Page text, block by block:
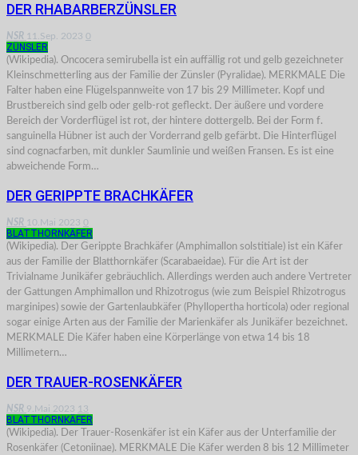
DER RHABARBERZÜNSLER
NSR 11.Sep. 2023 0
ZÜNSLER
(Wikipedia). Oncocera semirubella ist ein auffällig rot und gelb gezeichneter
Kleinschmetterling aus der Familie der Zünsler (Pyralidae). MERKMALE Die
Falter haben eine Flügelspannweite von 17 bis 29 Millimeter. Kopf und
Brustbereich sind gelb oder gelb-rot gefleckt. Der äußere und vordere
Bereich der Vorderflügel ist rot, der hintere dottergelb. Bei der Form f.
sanguinella Hübner ist auch der Vorderrand gelb gefärbt. Die Hinterflügel
sind cognacfarben, mit dunkler Saumlinie und weißen Fransen. Es ist eine
abweichende Form…
DER GERIPPTE BRACHKÄFER
NSR 10.Mai 2023 0
BLATTHORNKÄFER
(Wikipedia). Der Gerippte Brachkäfer (Amphimallon solstitiale) ist ein Käfer
aus der Familie der Blatthornkäfer (Scarabaeidae). Für die Art ist der
Trivialname Junikäfer gebräuchlich. Allerdings werden auch andere Vertreter
der Gattungen Amphimallon und Rhizotrogus (wie zum Beispiel Rhizotrogus
marginipes) sowie der Gartenlaubkäfer (Phyllopertha horticola) oder regional
sogar einige Arten aus der Familie der Marienkäfer als Junikäfer bezeichnet.
MERKMALE Die Käfer haben eine Körperlänge von etwa 14 bis 18
Millimetern…
DER TRAUER-ROSENKÄFER
NSR 9.Mai 2023 13
BLATTHORNKÄFER
(Wikipedia). Der Trauer-Rosenkäfer ist ein Käfer aus der Unterfamilie der
Rosenkäfer (Cetoniinae). MERKMALE Die Käfer werden 8 bis 12 Millimeter